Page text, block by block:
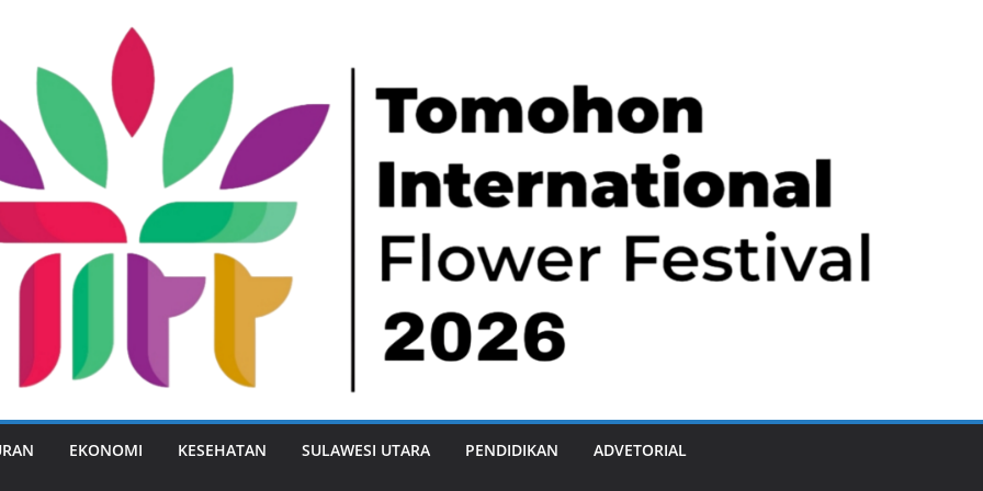
EKONOMI KESEHATAN SULAWESI UTARA PENDIDIKAN ADVETORIAL